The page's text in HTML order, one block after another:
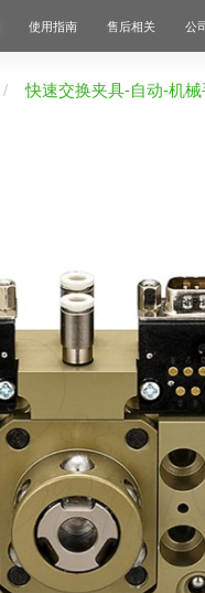
使用指南 售后相关 公
快速交换夹具-自动-机械